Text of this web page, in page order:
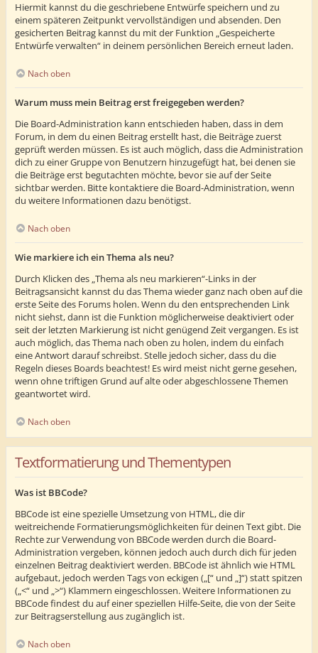
Hiermit kannst du die geschriebene Entwürfe speichern und zu
einem späteren Zeitpunkt vervollständigen und absenden. Den
gesicherten Beitrag kannst du mit der Funktion „Gespeicherte
Entwürfe verwalten“ in deinem persönlichen Bereich erneut laden.
Nach oben
Warum muss mein Beitrag erst freigegeben werden?
Die Board-Administration kann entschieden haben, dass in dem
Forum, in dem du einen Beitrag erstellt hast, die Beiträge zuerst
geprüft werden müssen. Es ist auch möglich, dass die Administration
dich zu einer Gruppe von Benutzern hinzugefügt hat, bei denen sie
die Beiträge erst begutachten möchte, bevor sie auf der Seite
sichtbar werden. Bitte kontaktiere die Board-Administration, wenn
du weitere Informationen dazu benötigst.
Nach oben
Wie markiere ich ein Thema als neu?
Durch Klicken des „Thema als neu markieren“-Links in der
Beitragsansicht kannst du das Thema wieder ganz nach oben auf die
erste Seite des Forums holen. Wenn du den entsprechenden Link
nicht siehst, dann ist die Funktion möglicherweise deaktiviert oder
seit der letzten Markierung ist nicht genügend Zeit vergangen. Es ist
auch möglich, das Thema nach oben zu holen, indem du einfach
eine Antwort darauf schreibst. Stelle jedoch sicher, dass du die
Regeln dieses Boards beachtest! Es wird meist nicht gerne gesehen,
wenn ohne triftigen Grund auf alte oder abgeschlossene Themen
geantwortet wird.
Nach oben
Textformatierung und Thementypen
Was ist BBCode?
BBCode ist eine spezielle Umsetzung von HTML, die dir
weitreichende Formatierungsmöglichkeiten für deinen Text gibt. Die
Rechte zur Verwendung von BBCode werden durch die Board-
Administration vergeben, können jedoch auch durch dich für jeden
einzelnen Beitrag deaktiviert werden. BBCode ist ähnlich wie HTML
aufgebaut, jedoch werden Tags von eckigen („[“ und „]“) statt spitzen
(„<“ und „>“) Klammern eingeschlossen. Weitere Informationen zu
BBCode findest du auf einer speziellen Hilfe-Seite, die von der Seite
zur Beitragserstellung aus zugänglich ist.
Nach oben